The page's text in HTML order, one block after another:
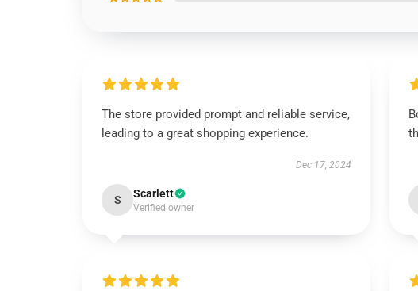
The store provided prompt and reliable service,
leading to a great shopping experience.
Dec 17, 2024
S Scarlett
Verified owner